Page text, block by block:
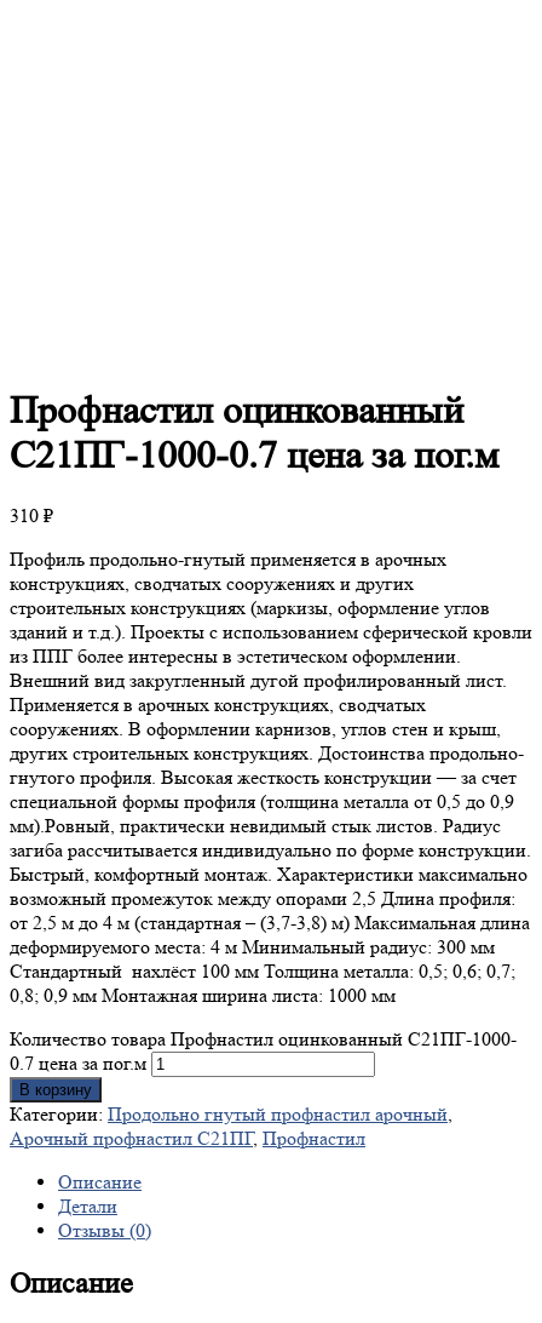
Профнастилоцинкованный
С21ПГ-1000-0.7 цена за пог.м
310 ₽
Профиль продольно-гнутый применяется в арочных
конструкциях, сводчатых сооружениях и других
строительных конструкциях (маркизы, оформление углов
зданий и т.д.). Проекты с использованием сферической кровли
из ППГ более интересны в эстетическом оформлении.
Внешний вид закругленный дугой профилированный лист.
Применяется в арочных конструкциях, сводчатых
сооружениях. В оформлении карнизов, углов стен и крыш,
других строительных конструкциях. Достоинства продольно-
гнутого профиля. Высокая жесткость конструкции — за счет
специальной формы профиля (толщина металла от 0,5 до 0,9
мм).Ровный, практически невидимый стык листов. Радиус
загиба рассчитывается индивидуально по форме конструкции.
Быстрый, комфортный монтаж. Характеристики максимально
возможный промежуток между опорами 2,5 Длина профиля:
от 2,5 м до 4 м (стандартная – (3,7-3,8) м) Максимальная длина
деформируемого места: 4 м Минимальный радиус: 300 мм
Стандартный нахлёст 100 мм Толщина металла: 0,5; 0,6; 0,7;
0,8; 0,9 мм Монтажная ширина листа: 1000 мм
Количество товара Профнастил оцинкованный С21ПГ-1000-
0.7 цена за пог.м
В корзину
Категории: Продольно гнутый профнастил арочный,
Арочный профнастил С21ПГ, Профнастил
Описание
Детали
Отзывы (0)
Описание